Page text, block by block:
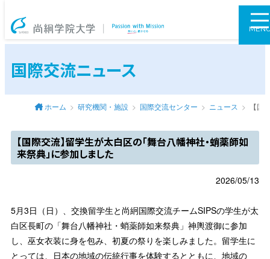
尚絅学院大学
国際交流ニュース
ホーム 研究機関・施設 国際交流センター ニュース 【国
【国際交流】留学生が太白区の「舞台八幡神社・蛸薬師如
来祭典」に参加しました
2026/05/13
5月3日（日）、交換留学生と尚絅国際交流チームSIPSの学生が太
白区長町の「舞台八幡神社・蛸薬師如来祭典」神輿渡御に参加
し、巫女衣装に身を包み、初夏の祭りを楽しみました。留学生に
とっては、日本の地域の伝統行事を体験するとともに、地域の